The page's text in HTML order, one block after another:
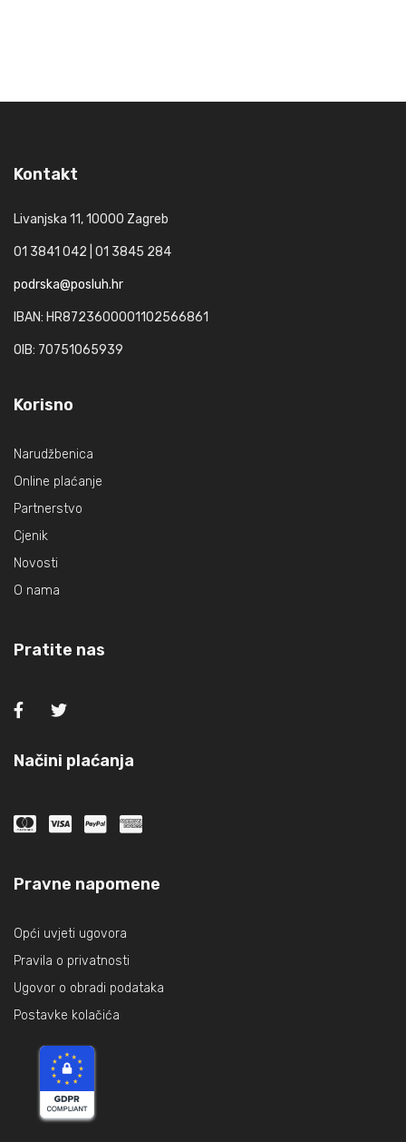
Kontakt
Livanjska 11, 10000 Zagreb
01 3841 042 | 01 3845 284
podrska@posluh.hr
IBAN: HR8723600001102566861
OIB: 70751065939
Korisno
Narudžbenica
Online plaćanje
Partnerstvo
Cjenik
Novosti
O nama
Pratite nas
Načini plaćanja
Pravne napomene
Opći uvjeti ugovora
Pravila o privatnosti
Ugovor o obradi podataka
Postavke kolačića